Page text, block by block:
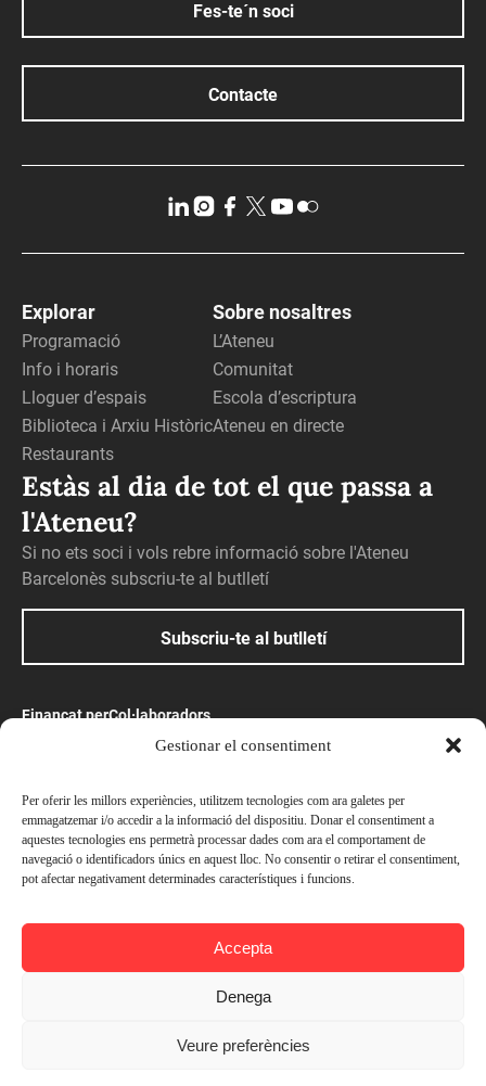
Gestionar el consentiment
Per oferir les millors experiències, utilitzem tecnologies com ara galetes per
emmagatzemar i/o accedir a la informació del dispositiu. Donar el consentiment a
aquestes tecnologies ens permetrà processar dades com ara el comportament de
navegació o identificadors únics en aquest lloc. No consentir o retirar el consentiment,
pot afectar negativament determinades característiques i funcions.
Accepta
Denega
Veure preferències
Fes-te´n soci
Contacte
Explorar
Programació
Info i horaris
Lloguer d’espais
Biblioteca i Arxiu Històric
Restaurants
Sobre nosaltres
L’Ateneu
Comunitat
Escola d’escriptura
Ateneu en directe
Estàs al dia de tot el que passa a
l'Ateneu?
Si no ets soci i vols rebre informació sobre l'Ateneu
Barcelonès subscriu-te al butlletí
Subscriu-te al butlletí
Finançat perCol·laboradors
© Ateneu Barcelonès, 2026. Tots els drets reservats
Avís legal